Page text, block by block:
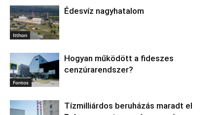
Itthon
Édesvíz nagyhatalom
Fontos
Hogyan működött a fideszes
cenzúrarendszer?
Tízmilliárdos beruházás maradt el